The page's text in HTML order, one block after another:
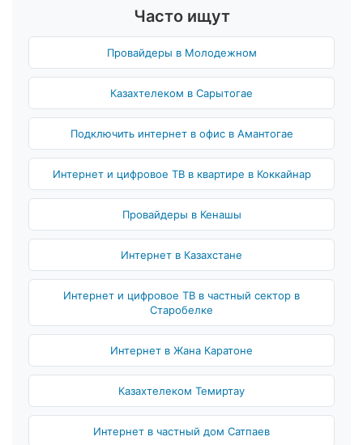
Часто ищут
Провайдеры в Молодежном
Казахтелеком в Сарытогае
Подключить интернет в офис в Амантогае
Интернет и цифровое ТВ в квартире в Коккайнар
Провайдеры в Кенашы
Интернет в Казахстане
Интернет и цифровое ТВ в частный сектор в
Старобелке
Интернет в Жана Каратоне
Казахтелеком Темиртау
Интернет в частный дом Сатпаев